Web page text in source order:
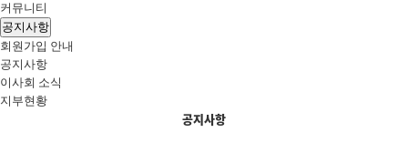
커뮤니티
공지사항
회원가입 안내
공지사항
이사회 소식
지부현황
공지사항